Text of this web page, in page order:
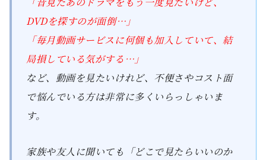
DVDを探すのが面倒…」
「毎月動画サービスに何個も加入していて、結
局損している気がする…」
など、動画を見たいけれど、不便さやコスト面
で悩んでいる方は非常に多くいらっしゃいま
す。
家族や友人に聞いても「どこで見たらいいのか